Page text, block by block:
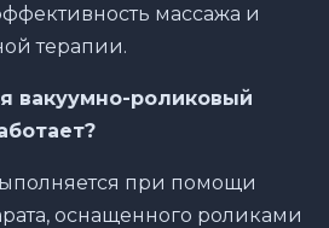
массажа и
терапии.
вакуумно-роликовый
при помощи
оснащенного роликами